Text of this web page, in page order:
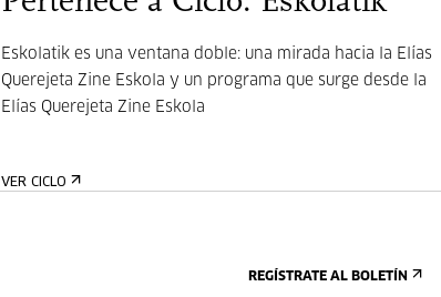
Eskolatik es una ventana doble: una mirada hacia la Elías
Querejeta Zine Eskola y un programa que surge desde la
Elías Querejeta Zine Eskola
VER CICLO
REGÍSTRATE AL BOLETÍN